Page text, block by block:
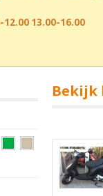
13.00-16.00
Bekijk